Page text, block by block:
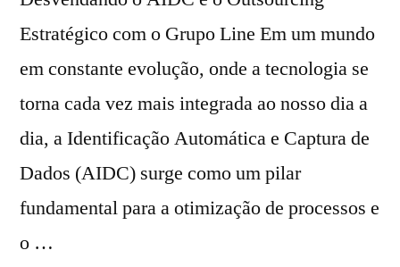
Estratégico com o Grupo Line Em um mundo
em constante evolução, onde a tecnologia se
torna cada vez mais integrada ao nosso dia a
dia, a Identificação Automática e Captura de
Dados (AIDC) surge como um pilar
fundamental para a otimização de processos e
o …